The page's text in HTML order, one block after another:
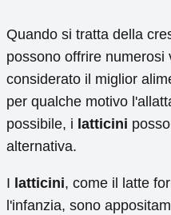
Quando si tratta della
possono offrire
considerato il miglior
per qualche motivo
possibile, i latticini
alternativa.
I latticini, come il latte
l'infanzia, sono